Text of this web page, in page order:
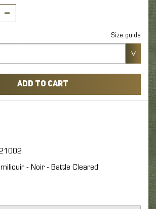
Size guide
ADD TO CART
- Noir - Battle Cleared